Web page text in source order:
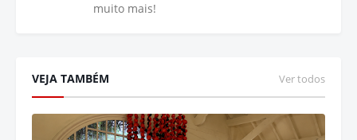
muito mais!
VEJA TAMBÉM Ver todos